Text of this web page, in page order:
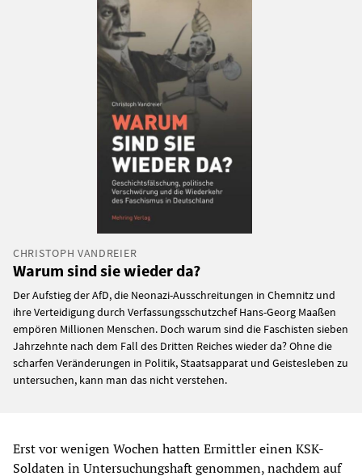
CHRISTOPH VANDREIER
Warum sind sie wieder da?
Der Aufstieg der AfD, die Neonazi-Ausschreitungen in Chemnitz und
ihre Verteidigung durch Verfassungsschutzchef Hans-Georg Maaßen
empören Millionen Menschen. Doch warum sind die Faschisten sieben
Jahrzehnte nach dem Fall des Dritten Reiches wieder da? Ohne die
scharfen Veränderungen in Politik, Staatsapparat und Geistesleben zu
untersuchen, kann man das nicht verstehen.
Erst vor wenigen Wochen hatten Ermittler einen KSK-
Soldaten in Untersuchungshaft genommen, nachdem auf